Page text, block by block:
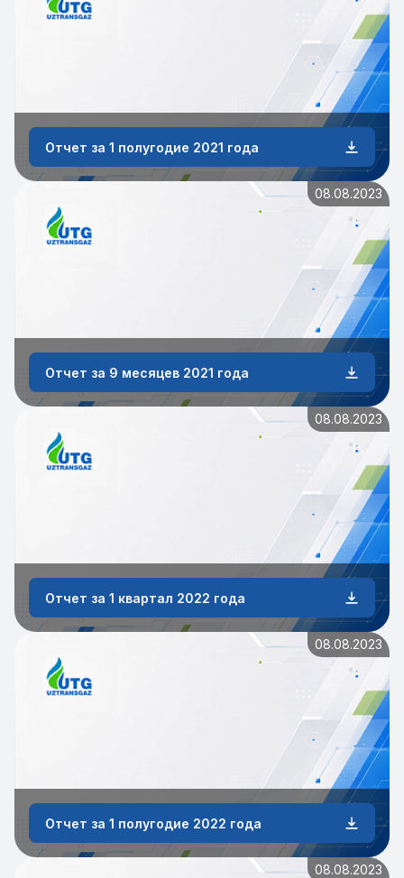
Отчет за 1 полугодие 2021 года
08.08.2023
Отчет за 9 месяцев 2021 года
08.08.2023
Отчет за 1 квартал 2022 года
08.08.2023
Отчет за 1 полугодие 2022 года
08.08.2023